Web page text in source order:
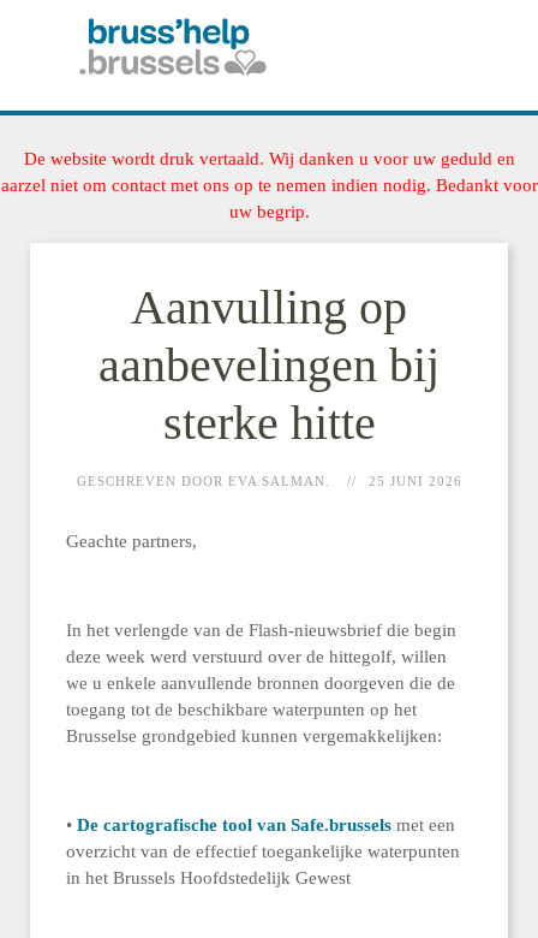
De website wordt druk vertaald. Wij danken u voor uw geduld en
aarzel niet om contact met ons op te nemen indien nodig. Bedankt voor
uw begrip.
Aanvulling op
aanbevelingen bij
sterke hitte
GESCHREVEN DOOR EVA SALMAN. 25 JUNI 2026
Geachte partners,
In het verlengde van de Flash-nieuwsbrief die begin
deze week werd verstuurd over de hittegolf, willen
we u enkele aanvullende bronnen doorgeven die de
toegang tot de beschikbare waterpunten op het
Brusselse grondgebied kunnen vergemakkelijken:
• De cartografische tool van Safe.brussels met een
overzicht van de effectief toegankelijke waterpunten
in het Brussels Hoofdstedelijk Gewest